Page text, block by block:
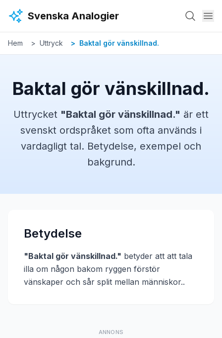
Svenska Analogier
Hem Uttryck Baktal gör vänskillnad.
Baktal gör vänskillnad.
Uttrycket "Baktal gör vänskillnad." är ett
svenskt ordspråket som ofta används i
vardagligt tal. Betydelse, exempel och
bakgrund.
Betydelse
"Baktal gör vänskillnad." betyder att att tala
illa om någon bakom ryggen förstör
vänskaper och sår split mellan människor..
ANNONS